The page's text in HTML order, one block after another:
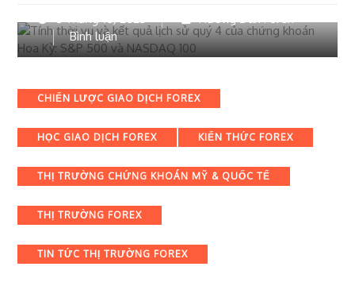
6 Tháng 10, 2023
Hướng Dẫn Forex
Bình luậnbài
viết
thời
vụ
kết
lịch
quý
4
của
chứng
Categories
CHIẾN LƯỢC GIAO DỊCH FOREX
HỌC GIAO DỊCH FOREX KIẾN THỨC FOREX
THỊ TRƯỜNG CHỨNG KHOÁN MỸ & QUỐC TẾ
THỊ TRƯỜNG FOREX
TIN TỨC THỊ TRƯỜNG FOREX